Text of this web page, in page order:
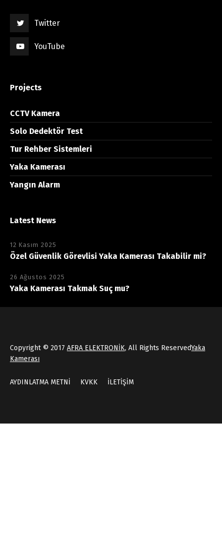
Twitter
YouTube
Projects
CCTV Kamera
Solo Dedektör Test
Tur Rehber Sistemleri
Yaka Kamerası
Yangın Alarm
Latest News
12 Kasım 2025
Özel Güvenlik Görevlisi Yaka Kamerası Takabilir mi?
26 Ağustos 2025
Yaka Kamerası Takmak Suç mu?
Copyright © 2017 AFRA ELEKTRONİK, All Rights ReservedYaka
Kamerası
AYDINLATMA METNİ KVKK İLETİŞİM